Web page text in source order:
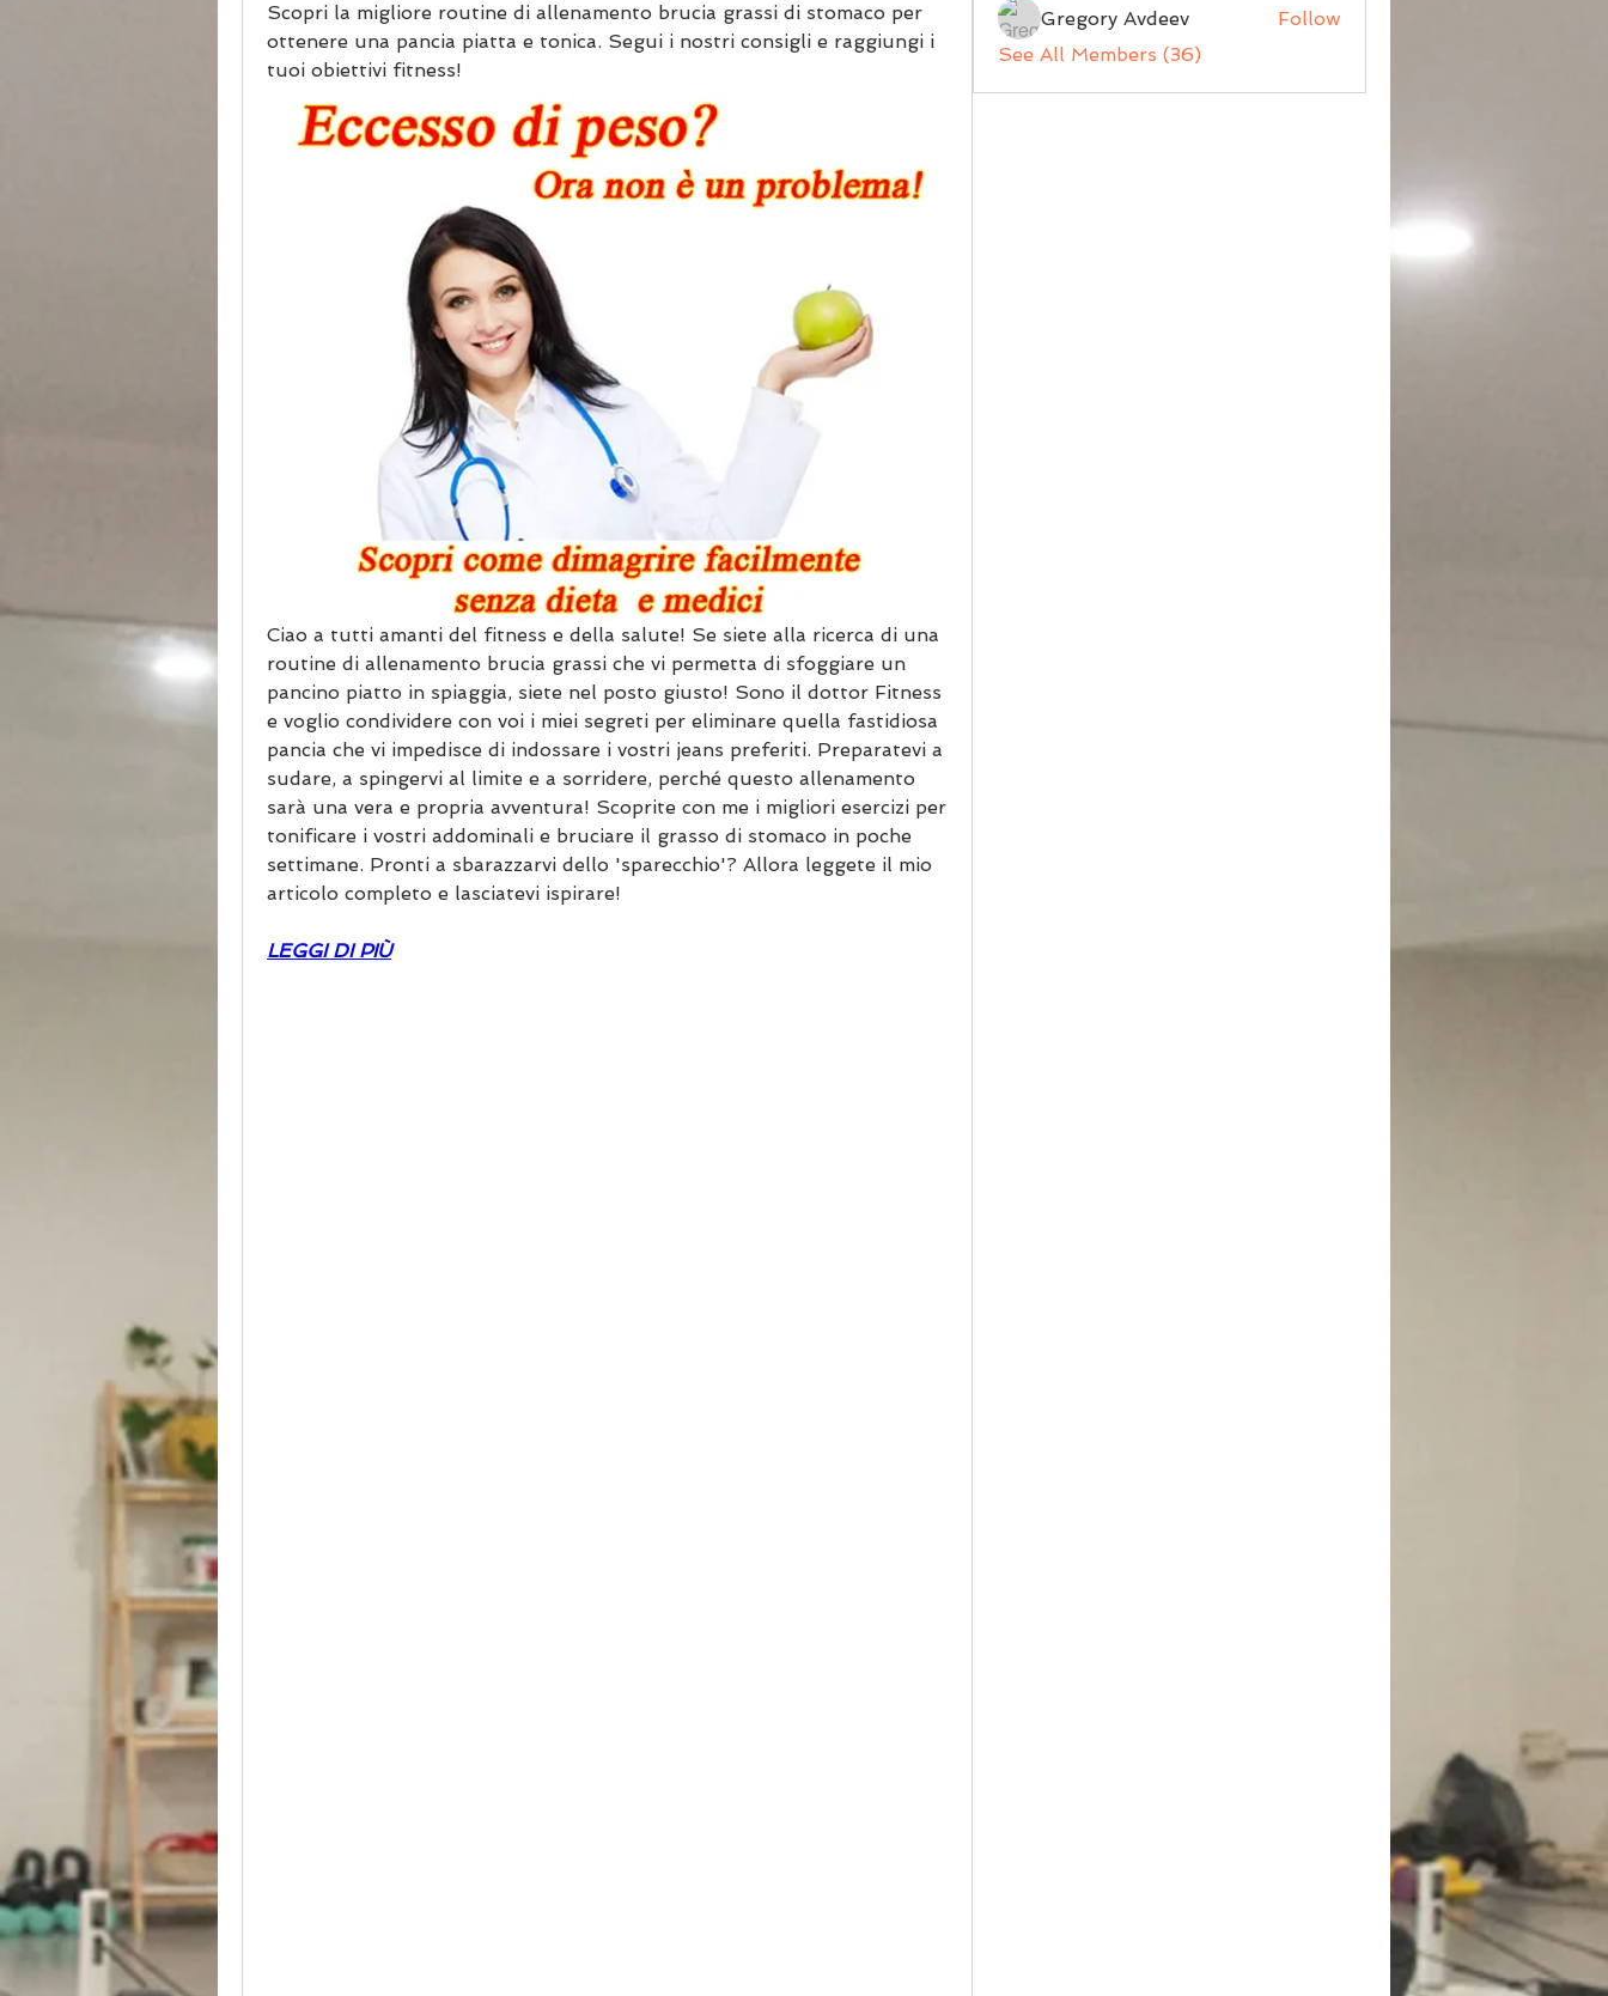
Scopri la migliore routine di allenamento brucia grassi di stomaco per
ottenere una pancia piatta e tonica. Segui i nostri consigli e raggiungi i
tuoi obiettivi fitness!
Ciao a tutti amanti del fitness e della salute! Se siete alla ricerca di una
routine di allenamento brucia grassi che vi permetta di sfoggiare un
pancino piatto in spiaggia, siete nel posto giusto! Sono il dottor Fitness
e voglio condividere con voi i miei segreti per eliminare quella fastidiosa
pancia che vi impedisce di indossare i vostri jeans preferiti. Preparatevi a
sudare, a spingervi al limite e a sorridere, perché questo allenamento
sarà una vera e propria avventura! Scoprite con me i migliori esercizi per
tonificare i vostri addominali e bruciare il grasso di stomaco in poche
settimane. Pronti a sbarazzarvi dello 'sparecchio'? Allora leggete il mio
articolo completo e lasciatevi ispirare!
LEGGI DI PIÙ
Gregory Avdeev
Follow
See All Members (36)